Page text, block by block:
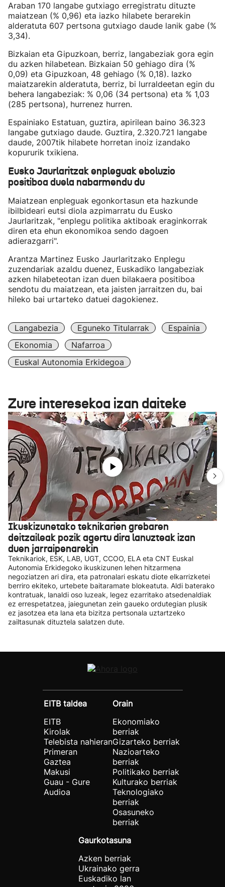
Araban 170 langabe gutxiago erregistratu dituzte
maiatzean (% 0,96) eta iazko hilabete berarekin
alderatuta 607 pertsona gutxiago daude lanik gabe (%
3,34).
Bizkaian eta Gipuzkoan, berriz, langabeziak gora egin
du azken hilabetean. Bizkaian 50 gehiago dira (%
0,09) eta Gipuzkoan, 48 gehiago (% 0,18). Iazko
maiatzarekin alderatuta, berriz, bi lurraldeetan egin du
behera langabeziak: % 0,06 (34 pertsona) eta % 1,03
(285 pertsona), hurrenez hurren.
Espainiako Estatuan, guztira, apirilean baino 36.323
langabe gutxiago daude. Guztira, 2.320.721 langabe
daude, 2007tik hilabete horretan inoiz izandako
kopururik txikiena.
Eusko Jaurlaritzak enpleguak eboluzio
positiboa duela nabarmendu du
Maiatzean enpleguak egonkortasun eta hazkunde
ibilbideari eutsi diola azpimarratu du Eusko
Jaurlaritzak, "enplegu politika aktiboak eraginkorrak
diren eta ehun ekonomikoa sendo dagoen
adierazgarri".
Arantza Martinez Eusko Jaurlaritzako Enplegu
zuzendariak azaldu duenez, Euskadiko langabeziak
azken hilabeteotan izan duen bilakaera positiboa
sendotu du maiatzean, eta jaisten jarraitzen du, bai
hileko bai urtarteko datuei dagokienez.
Langabezia Eguneko Titularrak
Espainia
Ekonomia
Nafarroa
Euskal Autonomia Erkidegoa
Zure interesekoa izan daiteke
Ikuskizunetako teknikarien grebaren
deitzaileak pozik agertu dira lanuzteak izan
duen jarraipenarekin
Teknikariok, ESK, LAB, UGT, CCOO, ELA eta CNT Euskal
Autonomia Erkidegoko ikuskizunen lehen hitzarmena
negoziatzen ari dira, eta patronalari eskatu diote elkarrizketei
berriro ekiteko, urtebete baitaramate blokeatuta. Aldi baterako
kontratuak, lanaldi oso luzeak, legez ezarritako atsedenaldiak
ez errespetatzea, jaiegunetan zein gaueko ordutegian plusik
ez jasotzea eta lana eta bizitza pertsonala uztartzeko
zailtasunak dituztela salatzen dute.
EITB taldea
EITB
Kirolak
Telebista nahieran
Primeran
Gaztea
Makusi
Guau - Gure
Audioa
Orain
Ekonomiako
berriak
Gizarteko berriak
Nazioarteko
berriak
Politikako berriak
Kulturako berriak
Teknologiako
berriak
Osasuneko
berriak
Gaurkotasuna
Azken berriak
Ukrainako gerra
Euskadiko lan